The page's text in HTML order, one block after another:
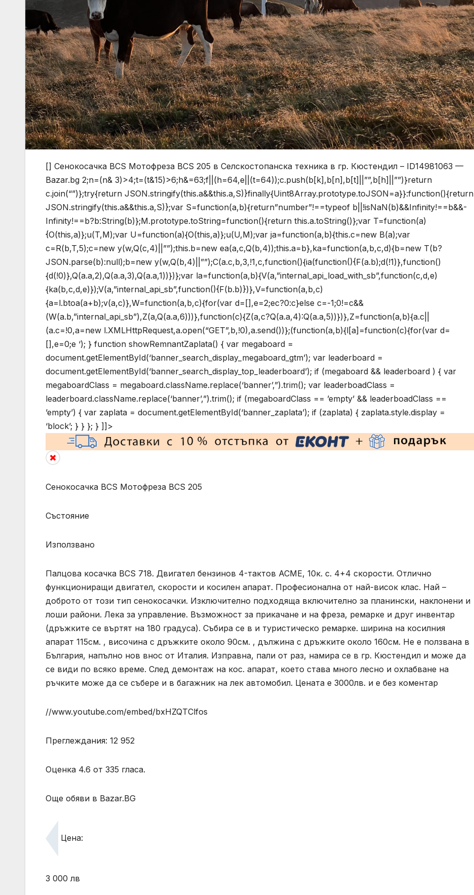
[] Сенокосачка BCS Мотофреза BCS 205 в Селскостопанска техника в гр. Кюстендил – ID14981063 —
Bazar.bg 2;n=(n& 3)>4;t=(t&15)>6;h&=63;f||(h=64,e||(t=64));c.push(b[k],b[n],b[t]||””,b[h]||””)}return
c.join(“”)};try{return JSON.stringify(this.a&&this.a,S)}finally{Uint8Array.prototype.toJSON=a}}:function(){return
JSON.stringify(this.a&&this.a,S)};var S=function(a,b){return”number”!==typeof b||!isNaN(b)&&Infinity!==b&&-
Infinity!==b?b:String(b)};M.prototype.toString=function(){return this.a.toString()};var T=function(a)
{O(this,a)};u(T,M);var U=function(a){O(this,a)};u(U,M);var ja=function(a,b){this.c=new B(a);var
c=R(b,T,5);c=new y(w,Q(c,4)||””);this.b=new ea(a,c,Q(b,4));this.a=b},ka=function(a,b,c,d){b=new T(b?
JSON.parse(b):null);b=new y(w,Q(b,4)||””);C(a.c,b,3,!1,c,function(){ia(function(){F(a.b);d(!1)},function()
{d(!0)},Q(a.a,2),Q(a.a,3),Q(a.a,1))})};var la=function(a,b){V(a,”internal_api_load_with_sb”,function(c,d,e)
{ka(b,c,d,e)});V(a,”internal_api_sb”,function(){F(b.b)})},V=function(a,b,c)
{a=l.btoa(a+b);v(a,c)},W=function(a,b,c){for(var d=[],e=2;ec?0:c}else c=-1;0!=c&&
(W(a.b,”internal_api_sb”),Z(a,Q(a.a,6)))},function(c){Z(a,c?Q(a.a,4):Q(a.a,5))})},Z=function(a,b){a.c||
(a.c=!0,a=new l.XMLHttpRequest,a.open(“GET”,b,!0),a.send())};(function(a,b){l[a]=function(c){for(var d=
[],e=0;e ‘); } function showRemnantZaplata() { var megaboard =
document.getElementById(‘banner_search_display_megaboard_gtm’); var leaderboard =
document.getElementById(‘banner_search_display_top_leaderboard’); if (megaboard && leaderboard ) { var
megaboardClass = megaboard.className.replace(‘banner’,”).trim(); var leaderboadClass =
leaderboard.className.replace(‘banner’,”).trim(); if (megaboardClass == ’empty’ && leaderboadClass ==
’empty’) { var zaplata = document.getElementById(‘banner_zaplata’); if (zaplata) { zaplata.style.display =
‘block’; } } }; } ]]>
Сенокосачка BCS Мотофреза BCS 205
Състояние
Използвано
Палцова косачка BCS 718. Двигател бензинов 4-тактов ACME, 10к. с. 4+4 скорости. Отлично
функциониращи двигател, скорости и косилен апарат. Професионална от най-висок клас. Най –
доброто от този тип сенокосачки. Изключително подходяща включително за планински, наклонени и
лоши райони. Лека за управление. Възможност за прикачане и на фреза, ремарке и друг инвентар
(дръжките се въртят на 180 градуса). Събира се в и туристическо ремарке. ширина на косилния
апарат 115см. , височина с дръжките около 90см. , дължина с дръжките около 160см. Не е ползвана в
България, напълно нов внос от Италия. Изправна, пали от раз, намира се в гр. Кюстендил и може да
се види по всяко време. След демонтаж на кос. апарат, което става много лесно и охлабване на
ръчките може да се събере и в багажник на лек автомобил. Цената е 3000лв. и е без коментар
//www.youtube.com/embed/bxHZQTClfos
Преглеждания: 12 952
Оценка 4.6 от 335 гласа.
Още обяви в Bazar.BG
Цена:
3 000 лв